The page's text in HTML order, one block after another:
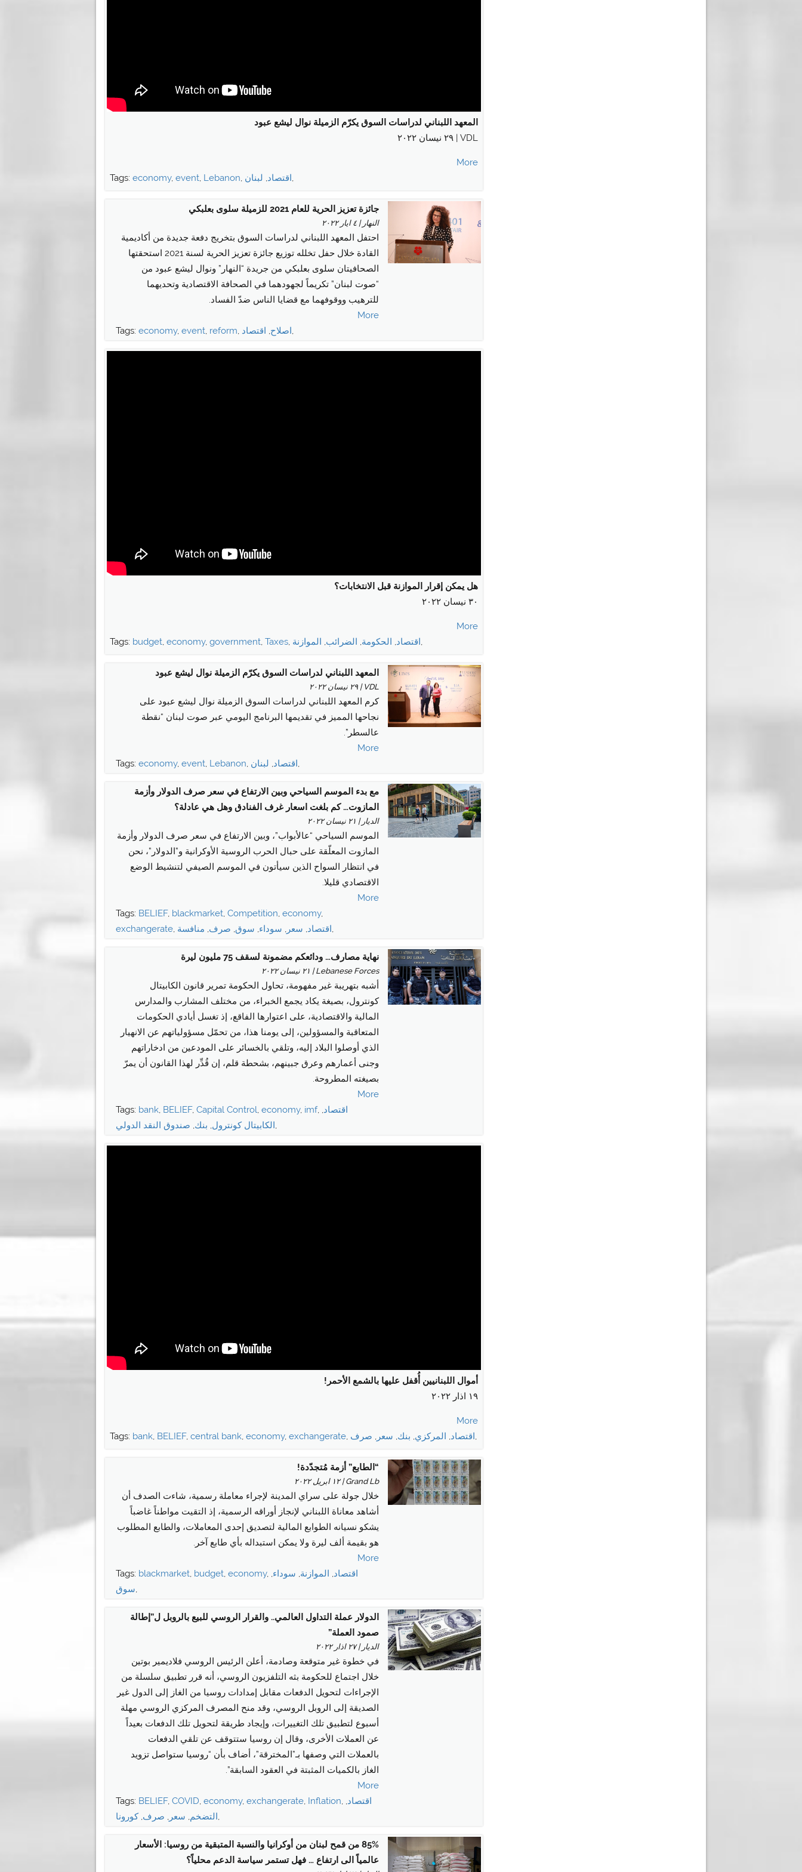
المعهد اللبناني لدراسات السوق يكرّم الزميلة نوال ليشع عبود
VDL | ٢٩ نيسان ٢٠٢٢
More
Tags:economy,event, Lebanon, اقتصاد, لبنان ,
جائزة تعزيز الحرية للعام 2021 للزميلة سلوى بعلبكي
النهار | ٤ ايار ٢٠٢٢
احتفل المعهد اللبناني لدراسات السوق بتخريج دفعة جديدة من أكاديمية
القادة خلال حفل تخلله توزيع جائزة تعزيز الحرية لسنة 2021 استحقتها
الصحافيتان سلوى بعلبكي من جريدة “النهار” ونوال ليشع عبود من
“صوت لبنان” تكريماً لجهودهما في الصحافة الاقتصادية وتحديهما
للترهيب ووقوفهما مع قضايا الناس ضدّ الفساد.
More
Tags:economy,event, reform, اصلاح, اقتصاد ,
هل يمكن إقرار الموازنة قبل الانتخابات؟
٣٠ نيسان ٢٠٢٢
More
Tags: budget,economy,government,Taxes, اقتصاد, الحكومة, الضرائب, الموازنة ,
المعهد اللبناني لدراسات السوق يكرّم الزميلة نوال ليشع عبود
VDL | ٢٩ نيسان ٢٠٢٢
كرم المعهد اللبناني لدراسات السوق الزميلة نوال ليشع عبود على
نجاحها المميز في تقديمها البرنامج اليومي عبر صوت لبنان “نقطة
عالسطر”.
More
Tags:economy,event, Lebanon, اقتصاد, لبنان ,
مع بدء الموسم السياحي وبين الارتفاع في سعر صرف الدولار وأزمة
المازوت… كم بلغت اسعار غرف الفنادق وهل هي عادلة؟
الديار | ٢١ نيسان ٢٠٢٢
الموسم السياحي “عالأبواب”، وبين الارتفاع في سعر صرف الدولار وأزمة
المازوت المعلّقة على حبال الحرب الروسية الأوكرانية و”الدولار”، نحن
في انتظار السواح الذين سيأتون في الموسم الصيفي لتنشيط الوضع
الاقتصادي قليلا.
More
Tags: BELIEF, blackmarket,Competition,economy,
exchangerate, اقتصاد, سعر , سوداء, سوق, صرف, منافسة ,
نهاية مصارف… ودائعكم مضمونة لسقف 75 مليون ليرة
Lebanese Forces | ٢١ نيسان ٢٠٢٢
أشبه بتهريبة غير مفهومة، تحاول الحكومة تمرير قانون الكابيتال
كونترول، بصيغة يكاد يجمع الخبراء، من مختلف المشارب والمدارس
المالية والاقتصادية، على اعتوارها الفاقع، إذ تغسل أيادي الحكومات
المتعاقبة والمسؤولين، إلى يومنا هذا، من تحمّل مسؤولياتهم عن الانهيار
الذي أوصلوا البلاد إليه، وتلقي بالخسائر على المودعين من ادخاراتهم
وجنى أعمارهم وعرق جبينهم، بشحطة قلم، إن قُدِّر لهذا القانون أن يمرّ
بصيغته المطروحة.
More
Tags: bank, BELIEF,Capital Control,economy, imf, اقتصاد,
الكابيتال كونترول, بنك, صندوق النقد الدولي ,
أموال اللبنانيين أُقفل عليها بالشمع الأحمر!
١٩ اذار ٢٠٢٢
More
Tags: bank, BELIEF,central bank,economy,exchangerate, اقتصاد, المركزي, بنك, سعر , صرف ,
“الطابع” أزمة مُتجدّدة!
Grand Lb | ١٢ ابريل ٢٠٢٢
خلال جولة على سراي المدينة لإجراء معاملة رسمية، شاءت الصدف أن
أشاهد معاناة اللبناني لإنجاز أوراقه الرسمية، إذ التقيت مواطناً غاضباً
يشكو نسيانه الطوابع المالية لتصديق إحدى المعاملات، والطابع المطلوب
هو بقيمة ألف ليرة ولا يمكن استبداله بأي طابع آخر.
More
Tags: blackmarket, budget,economy, اقتصاد, الموازنة, سوداء,
سوق,
الدولار عملة التداول العالمي.. والقرار الروسي للبيع بالروبل ل”إطالة
صمود العملة”
الديار | ٢٧ اذار ٢٠٢٢
في خطوة غير متوقعة وصادمة، أعلن الرئيس الروسي فلاديمير بوتين
خلال اجتماع للحكومة بثه التلفزيون الروسي، أنه قرر تطبيق سلسلة من
الإجراءات لتحويل الدفعات مقابل إمدادات روسيا من الغاز إلى الدول غير
الصديقة إلى الروبل الروسي، وقد منح المصرف المركزي الروسي مهلة
أسبوع لتطبيق تلك التغييرات، وإيجاد طريقة لتحويل تلك الدفعات بعيداً
عن العملات الأخرى، وقال إن روسيا ستتوقف عن تلقي الدفعات
بالعملات التي وصفها بـ”المخترقة”، أضاف بأن “روسيا ستواصل تزويد
الغاز بالكميات المثبتة في العقود السابقة”.
More
Tags: BELIEF,COVID,economy,exchangerate, Inflation, اقتصاد,
التضخم, سعر , صرف,كورونا ,
85% من قمح لبنان من أوكرانيا والنسبة المتبقية من روسيا: الأسعار
عالمياً الى ارتفاع … فهل تستمر سياسة الدعم محلياً؟